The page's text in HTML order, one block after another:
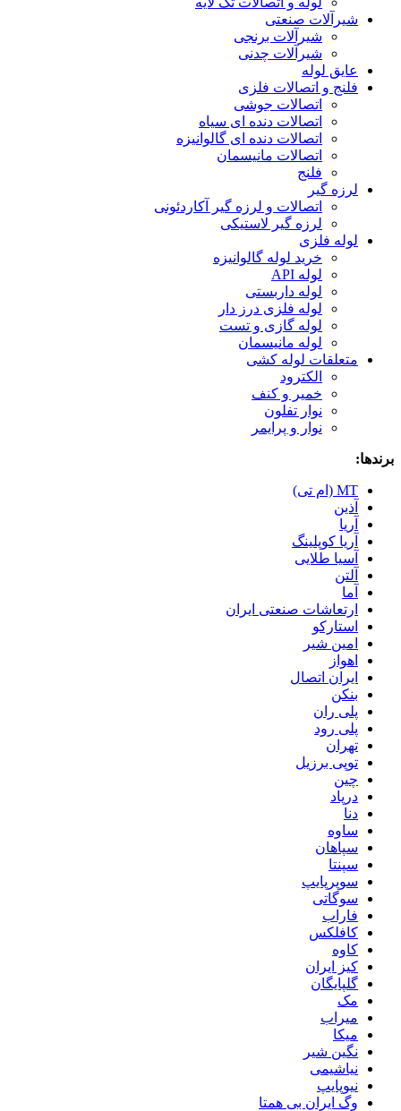
شیرآلات صنعتی
شیرآلات برنجی
شیرآلات چدنی
عایق لوله
فلنج و اتصالات فلزی
اتصالات جوشی
اتصالات دنده ای سیاه
اتصالات دنده ای گالوانیزه
اتصالات مانیسمان
فلنج
لرزه گیر
اتصالات و لرزه گیر آکاردئونی
لرزه گیر لاستیکی
لوله فلزی
خرید لوله گالوانیزه
لوله API
لوله داربستی
لوله فلزی درز دار
لوله گازی و تست
لوله مانیسمان
متعلقات لوله کشی
الکترود
خمیر و کنف
نوار تفلون
نوار و پرایمر
برندها:
MT (ام تی)
آذین
آریا
آریا کوپلینگ
آسیا طلایی
آلتن
آما
ارتعاشات صنعتی ایران
استارکو
امین شیر
اهواز
ایران اتصال
بنکن
پلی ران
پلی رود
تهران
توپی برزیل
چین
درپاد
دنا
ساوه
سپاهان
سپنتا
سوپرپایپ
سوگاتی
فاراب
کافلکس
کاوه
کیز ایران
گلپایگان
مک
میراب
میکا
نگین شیر
نیاشیمی
نیوپایپ
وگ ایران بی همتا